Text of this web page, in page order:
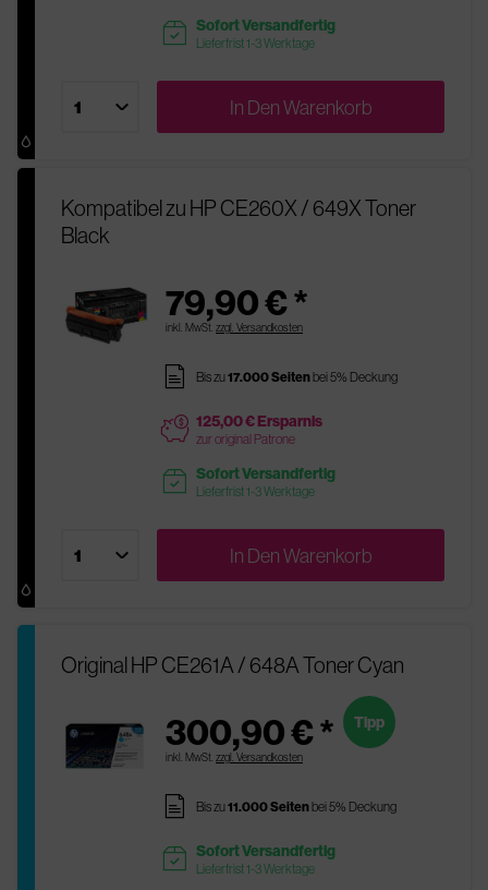
readytoship Sofort Versandfertig
Lieferfrist 1-3 Werktage
In DenWarenkorb
Kompatibel zu HP CE260X / 649X Toner
Black
79,90 € *
inkl. MwSt. zzgl. Versandkosten
pages Bis zu17.000 Seitenbei 5% Deckung
price 125,00 € Ersparnis
zur original Patrone
readytoship Sofort Versandfertig
Lieferfrist 1-3 Werktage
In DenWarenkorb
Original HP CE261A / 648A Toner Cyan
300,90 € *
inkl. MwSt. zzgl. Versandkosten
Tipp
pages Bis zu11.000 Seitenbei 5% Deckung
readytoship Sofort Versandfertig
Lieferfrist 1-3 Werktage